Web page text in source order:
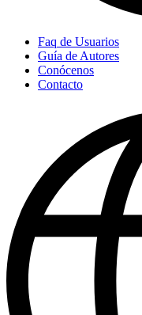
Faq de Usuarios
Guía de Autores
Conócenos
Contacto